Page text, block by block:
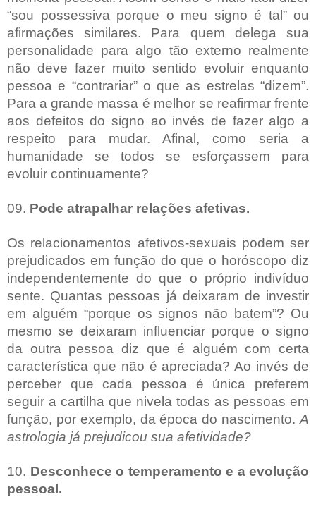
“sou possessiva porque o meu signo é tal” ou
afirmações similares. Para quem delega sua
personalidade para algo tão externo realmente
não deve fazer muito sentido evoluir enquanto
pessoa e “contrariar” o que as estrelas “dizem”.
Para a grande massa é melhor se reafirmar frente
aos defeitos do signo ao invés de fazer algo a
respeito para mudar. Afinal, como seria a
humanidade se todos se esforçassem para
evoluir continuamente?
09. Pode atrapalhar relações afetivas.
Os relacionamentos afetivos-sexuais podem ser
prejudicados em função do que o horóscopo diz
independentemente do que o próprio indivíduo
sente. Quantas pessoas já deixaram de investir
em alguém “porque os signos não batem”? Ou
mesmo se deixaram influenciar porque o signo
da outra pessoa diz que é alguém com certa
característica que não é apreciada? Ao invés de
perceber que cada pessoa é única preferem
seguir a cartilha que nivela todas as pessoas em
função, por exemplo, da época do nascimento. A
astrologia já prejudicou sua afetividade?
10. Desconhece o temperamento e a evolução
pessoal.